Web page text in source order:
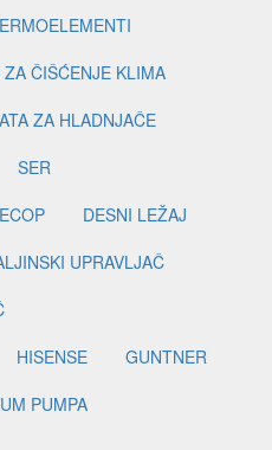
ČIŠĆENJE KLIMA
ZA HLADNJAČE
SER
DESNI LEŽAJ
UPRAVLJAČ
HISENSE
GUNTNER
PUMPA